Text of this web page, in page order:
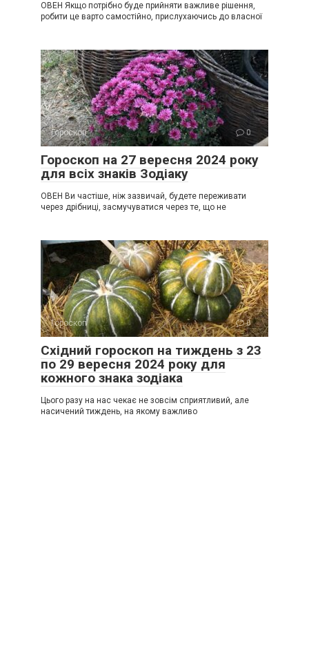
ОВЕН Якщо потрібно буде прийняти важливе рішення,
робити це варто самостійно, прислухаючись до власної
Гороскоп 0
Гороскоп на 27 вересня 2024 року
для всіх знаків Зодіаку
ОВЕН Ви частіше, ніж зазвичай, будете переживати
через дрібниці, засмучуватися через те, що не
Гороскоп 0
Східний гороскоп на тиждень з 23
по 29 вересня 2024 року для
кожного знака зодіака
Цього разу на нас чекає не зовсім сприятливий, але
насичений тиждень, на якому важливо